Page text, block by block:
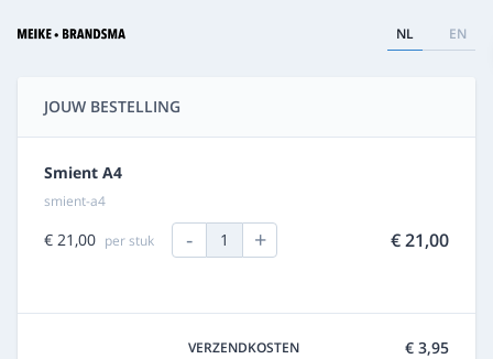
NL EN
JOUW BESTELLING
Smient A4
smient-a4
€ 21,00 per stuk - 1 + € 21,00
VERZENDKOSTEN € 3,95